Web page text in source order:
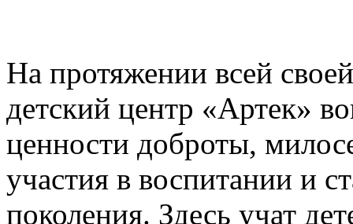
На протяжении всей
детский центр «Артек»
ценности доброты,
участия в воспитании и
поколения. Здесь учат